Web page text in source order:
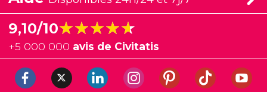
9,10/10★★★★★
★★★★★
+5 000 000 avis de Civitatis